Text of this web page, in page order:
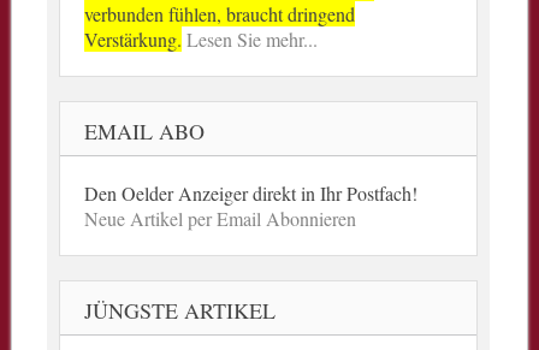
verbunden fühlen, braucht dringend
Verstärkung. Lesen Sie mehr...
EMAIL ABO
Den Oelder Anzeiger direkt in Ihr Postfach!
Neue Artikel per Email Abonnieren
JÜNGSTE ARTIKEL